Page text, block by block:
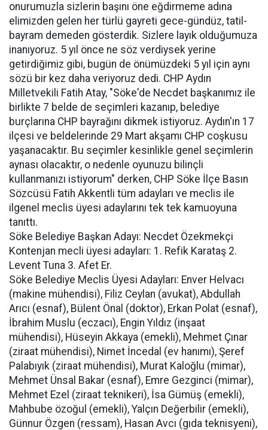
onurumuzla sizlerin başını öne eğdirmeme adına
elimizden gelen her türlü gayreti gece-gündüz, tatil-
bayram demeden gösterdik. Sizlere layık olduğumuza
inanıyoruz. 5 yıl önce ne söz verdiysek yerine
getirdiğimiz gibi, bugün de önümüzdeki 5 yıl için aynı
sözü bir kez daha veriyoruz dedi. CHP Aydın
Milletvekili Fatih Atay, "Söke'de Necdet başkanımız ile
birlikte 7 belde de seçimleri kazanıp, belediye
burçlarına CHP bayrağını dikmek istiyoruz. Aydın'ın 17
ilçesi ve beldelerinde 29 Mart akşamı CHP coşkusu
yaşanacaktır. Bu seçimler kesinlikle genel seçimlerin
aynası olacaktır, o nedenle oyunuzu bilinçli
kullanmanızı istiyorum" derken, CHP Söke İlçe Basın
Sözcüsü Fatih Akkentli tüm adayları ve meclis ile
ilgenel meclis üyesi adaylarını tek tek kamuoyuna
tanıttı.
Söke Belediye Başkan Adayı: Necdet Özekmekçi
Kontenjan mecli üyesi adayları: 1. Refik Karataş 2.
Levent Tuna 3. Afet Er.
Söke Belediye Meclis Üyesi Adayları: Enver Helvacı
(makine mühendisi), Filiz Ceylan (avukat), Abdullah
Arıcı (esnaf), Bülent Önal (doktor), Erkan Polat (esnaf),
İbrahim Muslu (eczacı), Engin Yıldız (inşaat
mühendisi), Hüseyin Akkaya (emekli), Mehmet Çınar
(ziraat mühendisi), Nimet İncedal (ev hanımı), Şeref
Palabıyık (ziraat mühendisi), Murat Kaloğlu (mimar),
Mehmet Ünsal Bakar (esnaf), Emre Gezginci (mimar),
Mehmet Ezel (ziraat teknikeri), İsa Gümüş (emekli),
Mahbube özoğul (emekli), Yalçın Değerbilir (emekli),
Günnur Özgen (ressam), Hasan Avcı (gıda teknisyeni),